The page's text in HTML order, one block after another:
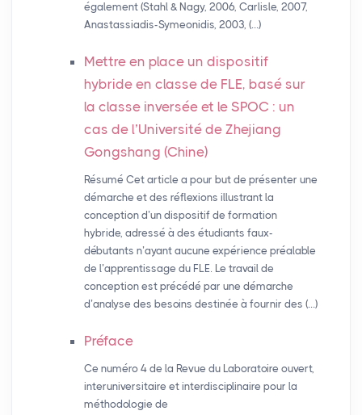
également (Stahl & Nagy, 2006, Carlisle, 2007,
Anastassiadis-Symeonidis, 2003, (…)
Mettre en place un dispositif
hybride en classe de FLE, basé sur
la classe inversée et le SPOC : un
cas de l’Université de Zhejiang
Gongshang (Chine)
Résumé Cet article a pour but de présenter une
démarche et des réflexions illustrant la
conception d’un dispositif de formation
hybride, adressé à des étudiants faux-
débutants n’ayant aucune expérience préalable
de l’apprentissage du FLE. Le travail de
conception est précédé par une démarche
d’analyse des besoins destinée à fournir des (…)
Préface
Ce numéro 4 de la Revue du Laboratoire ouvert,
interuniversitaire et interdisciplinaire pour la
méthodologie de